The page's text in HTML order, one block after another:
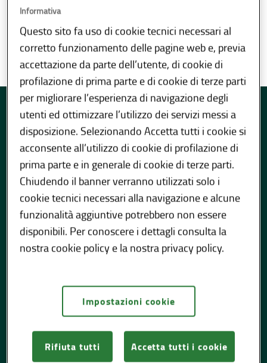
Lombardia Notizie
Articoli con video
Aperto l'intero tracciato
della Variante di Tirano
Informativa
Questo sito fa uso di cookie tecnici necessari al
corretto funzionamento delle pagine web e, previa
accettazione da parte dell’utente, di cookie di
profilazione di prima parte e di cookie di terze parti
per migliorare l’esperienza di navigazione degli
utenti ed ottimizzare l’utilizzo dei servizi messi a
disposizione. Selezionando Accetta tutti i cookie si
acconsente all’utilizzo di cookie di profilazione di
prima parte e in generale di cookie di terze parti.
Chiudendo il banner verranno utilizzati solo i
cookie tecnici necessari alla navigazione e alcune
funzionalità aggiuntive potrebbero non essere
disponibili. Per conoscere i dettagli consulta la
nostra cookie policy e la nostra privacy policy.
Impostazioni cookie
Rifiuta tutti Accetta tutti i cookie